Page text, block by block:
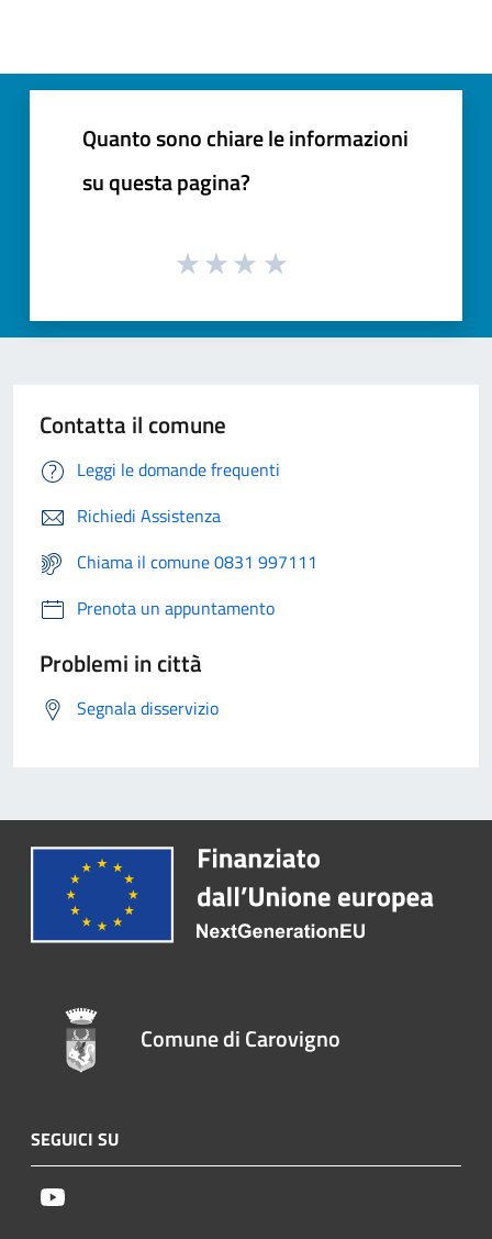
Quanto sono chiare le informazioni
su questa pagina?
Contatta il comune
Leggi le domande frequenti
Richiedi Assistenza
Chiama il comune 0831 997111
Prenota un appuntamento
Problemi in città
Segnala disservizio
Comune di Carovigno
SEGUICI SU